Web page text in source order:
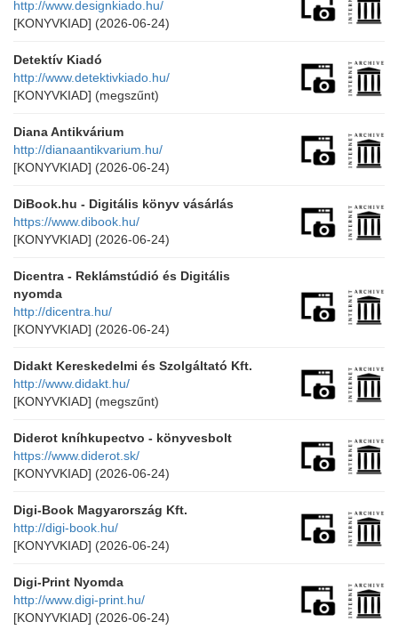
http://www.designkiado.hu/
[KONYVKIAD] (2026-06-24)
Detektív Kiadó
http://www.detektivkiado.hu/
[KONYVKIAD] (megszűnt)
Diana Antikvárium
http://dianaantikvarium.hu/
[KONYVKIAD] (2026-06-24)
DiBook.hu - Digitális könyv vásárlás
https://www.dibook.hu/
[KONYVKIAD] (2026-06-24)
Dicentra - Reklámstúdió és Digitális
nyomda
http://dicentra.hu/
[KONYVKIAD] (2026-06-24)
Didakt Kereskedelmi és Szolgáltató Kft.
http://www.didakt.hu/
[KONYVKIAD] (megszűnt)
Diderot kníhkupectvo - könyvesbolt
https://www.diderot.sk/
[KONYVKIAD] (2026-06-24)
Digi-Book Magyarország Kft.
http://digi-book.hu/
[KONYVKIAD] (2026-06-24)
Digi-Print Nyomda
http://www.digi-print.hu/
[KONYVKIAD] (2026-06-24)